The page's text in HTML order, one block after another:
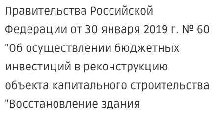
Правительства Российской
Федерации от 30 января 2019 г. № 60
"Об осуществлении бюджетных
инвестиций в реконструкцию
объекта капитального строительства
"Восстановление здания